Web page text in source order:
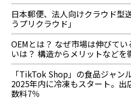
日本郵便、法人向けクラウド型
うプリクラウド」
OEMとは？ なぜ市場は伸びて
いは？ 構造からメリットなどを
「TikTok Shop」の食品ジャン
2025年内に冷凍もスタート。
数料7％